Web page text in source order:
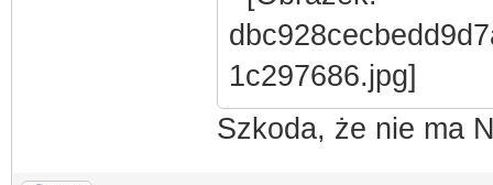
Szkoda, że nie ma